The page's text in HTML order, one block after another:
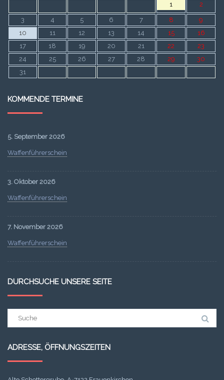
1 2
3 4 5 6 7 8
9
10
11 12 13 14 15
16
17
18 19 20 21 22
23
24
25 26 27 28 29
30
31
KOMMENDE TERMINE
5. September 2026
Waffenführerschein
3. Oktober 2026
Waffenführerschein
7. November 2026
Waffenführerschein
DURCHSUCHE UNSERE SEITE
Suchergebnis
ADRESSE, ÖFFNUNGSZEITEN